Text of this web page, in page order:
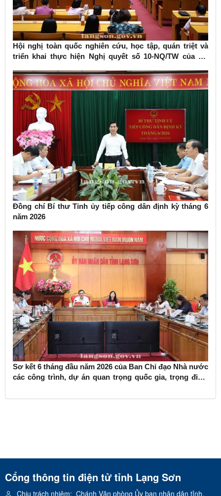
Hội nghị toàn quốc nghiên cứu, học tập, quán triệt và
triển khai thực hiện Nghị quyết số 10-NQ/TW của Bộ
Đồng chí Bí thư Tỉnh ủy tiếp công dân định kỳ tháng 6
năm 2026
Sơ kết 6 tháng đầu năm 2026 của Ban Chỉ đạo Nhà nước
các công trình, dự án quan trọng quốc gia, trọng điểm
Cổng thông tin điện tử tỉnh Lạng Sơn
Chịu trách nhiệm: Chánh Văn phòng Ủy ban nhân dân tỉnh.